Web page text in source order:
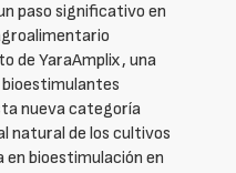
paso significativo en
de YaraAmplix, una
nueva categoría
natural de los cultivos
en bioestimulación en